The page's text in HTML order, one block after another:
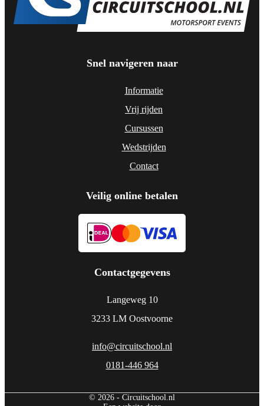
Snel navigeren naar
Informatie
Vrij rijden
Cursussen
Wedstrijden
Contact
Veilig online betalen
Contactgegevens
Langeweg 10
3233 LM Oostvoorne
info@circuitschool.nl
0181-446 964
© 2026 - Circuitschool.nl